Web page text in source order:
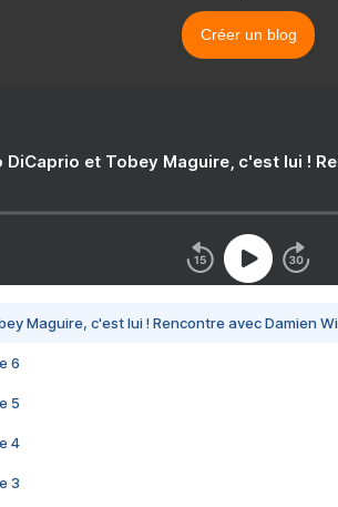
Créer un blog
DiCaprio et Tobey Maguire, c'est lui !
Maguire, c'est lui ! Rencontre avec Damien
6
5
4
3